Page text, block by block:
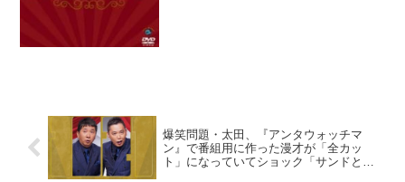
爆笑問題・太田、『アンタウォッチマ
ン』で番組用に作った漫才が「全カッ
ト」になっていてショック「サンドとア